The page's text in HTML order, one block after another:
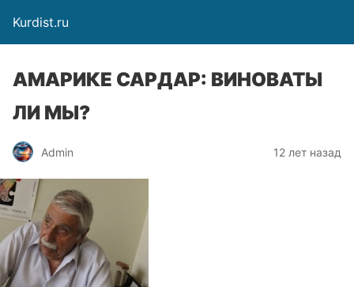
Kurdist.ru
АМАРИКЕ САРДАР: ВИНОВАТЫ
ЛИ МЫ?
Admin 12 лет назад